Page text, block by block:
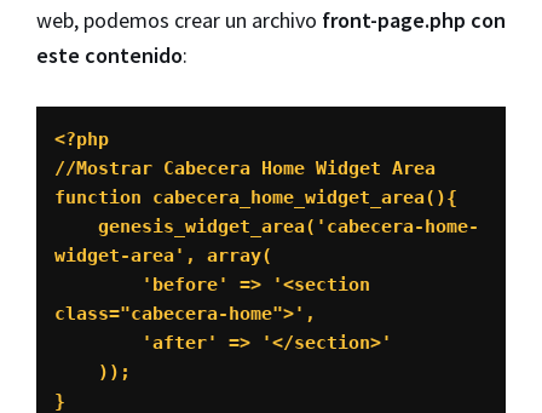
web, podemos crear un archivo front-page.php con
este contenido:
<?php
//Mostrar Cabecera Home Widget Area
function cabecera_home_widget_area(){
widget-area', array(
class="cabecera-home">',
}